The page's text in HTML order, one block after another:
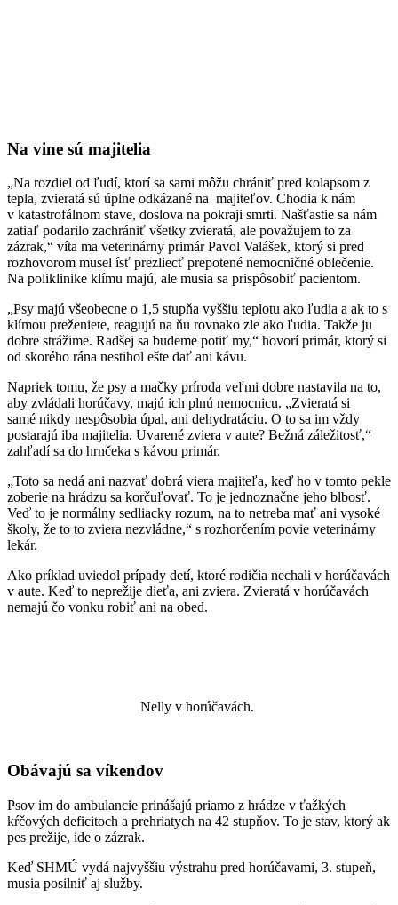
Na vine sú majitelia
„Na rozdiel od ľudí, ktorí sa sami môžu chrániť pred kolapsom z
tepla, zvieratá sú úplne odkázané na majiteľov. Chodia k nám
v katastrofálnom stave, doslova na pokraji smrti. Našťastie sa nám
zatiaľ podarilo zachrániť všetky zvieratá, ale považujem to za
zázrak,“ víta ma veterinárny primár Pavol Valášek, ktorý si pred
rozhovorom musel ísť prezliecť prepotené nemocničné oblečenie.
Na poliklinike klímu majú, ale musia sa prispôsobiť pacientom.
„Psy majú všeobecne o 1,5 stupňa vyššiu teplotu ako ľudia a ak to s
klímou preženiete, reagujú na ňu rovnako zle ako ľudia. Takže ju
dobre strážime. Radšej sa budeme potiť my,“ hovorí primár, ktorý si
od skorého rána nestihol ešte dať ani kávu.
Napriek tomu, že psy a mačky príroda veľmi dobre nastavila na to,
aby zvládali horúčavy, majú ich plnú nemocnicu. „Zvieratá si
samé nikdy nespôsobia úpal, ani dehydratáciu. O to sa im vždy
postarajú iba majitelia. Uvarené zviera v aute? Bežná záležitosť,“
zahľadí sa do hrnčeka s kávou primár.
„Toto sa nedá ani nazvať dobrá viera majiteľa, keď ho v tomto pekle
zoberie na hrádzu sa korčuľovať. To je jednoznačne jeho blbosť.
Veď to je normálny sedliacky rozum, na to netreba mať ani vysoké
školy, že to to zviera nezvládne,“ s rozhorčením povie veterinárny
lekár.
Ako príklad uviedol prípady detí, ktoré rodičia nechali v horúčavách
v aute. Keď to neprežije dieťa, ani zviera. Zvieratá v horúčavách
nemajú čo vonku robiť ani na obed.
Nelly v horúčavách.
Obávajú sa víkendov
Psov im do ambulancie prinášajú priamo z hrádze v ťažkých
kŕčových deficitoch a prehriatych na 42 stupňov. To je stav, ktorý ak
pes prežije, ide o zázrak.
Keď SHMÚ vydá najvyššiu výstrahu pred horúčavami, 3. stupeň,
musia posilniť aj služby.